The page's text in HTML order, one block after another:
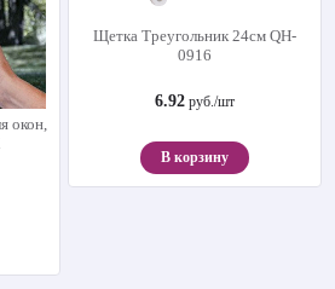
окон,
Щетка Треугольник 24см QH-
0916
6.92руб./шт
В корзину